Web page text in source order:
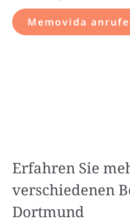
Memovida
Erfahren Sie
verschiedenen
Dortmund